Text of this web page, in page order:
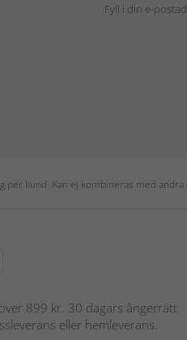
Fyll i din e-
per kund. Kan ej kombineras med
899 kr. 30 dagars ångerrätt.
eller hemleverans.